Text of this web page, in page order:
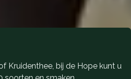
Kruidenthee, bij de Hope kunt u